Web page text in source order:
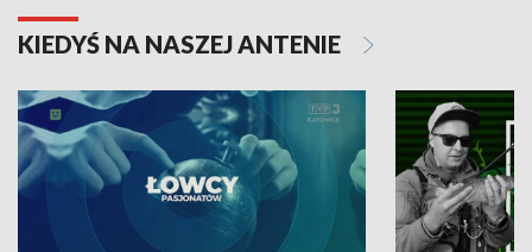
KIEDYŚ NA NASZEJ ANTENIE